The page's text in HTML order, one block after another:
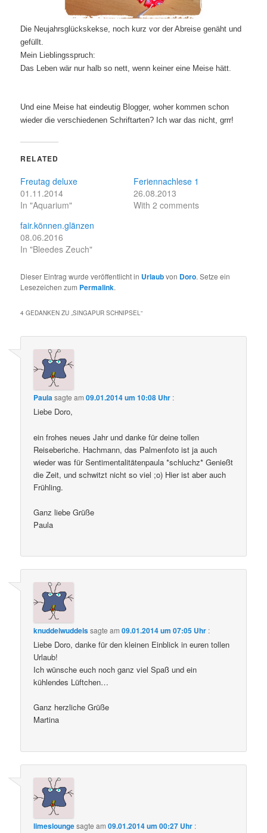
Die Neujahrsglückskekse, noch kurz vor der Abreise genäht und
gefüllt.
Mein Lieblingsspruch:
Das Leben wär nur halb so nett, wenn keiner eine Meise hätt.
Und eine Meise hat eindeutig Blogger, woher kommen schon
wieder die verschiedenen Schriftarten? Ich war das nicht, grrr!
RELATED
Freutag deluxe
01.11.2014
In "Aquarium"
Feriennachlese 1
26.08.2013
With 2 comments
fair.können.glänzen
08.06.2016
In "Bleedes Zeuch"
Dieser Eintrag wurde veröffentlicht in Urlaubvon Doro. Setze ein
Lesezeichen zum Permalink.
4 GEDANKEN ZU „SINGAPUR SCHNIPSEL“
Paulasagte am09.01.2014 um 10:08 Uhr :
Liebe Doro,
ein frohes neues Jahr und danke für deine tollen
Reiseberiche. Hachmann, das Palmenfoto ist ja auch
wieder was für Sentimentalitätenpaula *schluchz* Genießt
die Zeit, und schwitzt nicht so viel ;o) Hier ist aber auch
Frühling.
Ganz liebe Grüße
Paula
knuddelwuddelssagte am09.01.2014 um 07:05 Uhr :
Liebe Doro, danke für den kleinen Einblick in euren tollen
Urlaub!
Ich wünsche euch noch ganz viel Spaß und ein
kühlendes Lüftchen…
Ganz herzliche Grüße
Martina
limesloungesagte am09.01.2014 um 00:27 Uhr :